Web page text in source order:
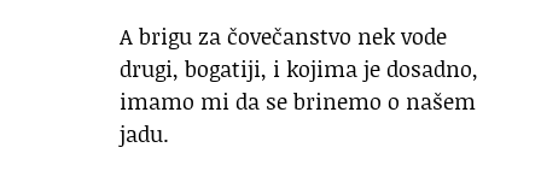
A brigu za čovečanstvo nek vode
drugi, bogatiji, i kojima je dosadno,
imamo mi da se brinemo o našem
jadu.